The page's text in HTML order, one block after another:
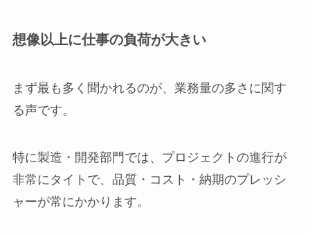
想像以上に仕事の負荷が大きい
まず最も多く聞かれるのが、業務量の多さに関す
る声です。
特に製造・開発部門では、プロジェクトの進行が
非常にタイトで、品質・コスト・納期のプレッシ
ャーが常にかかります。